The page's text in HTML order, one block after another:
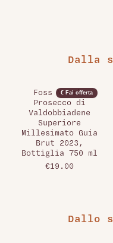
Dalla
€ Fai offerta
Foss Marai,
Prosecco di
Valdobbiadene
Superiore
Millesimato Guia
Brut 2023,
Bottiglia 750 ml
€19.00
Dallo